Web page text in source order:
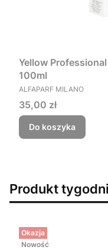
Yellow
100ml
PRODUCENT
ALFAPARF MILANO
Cena
35,00 zł
Do koszyka
Produkt
Okazja
Nowość